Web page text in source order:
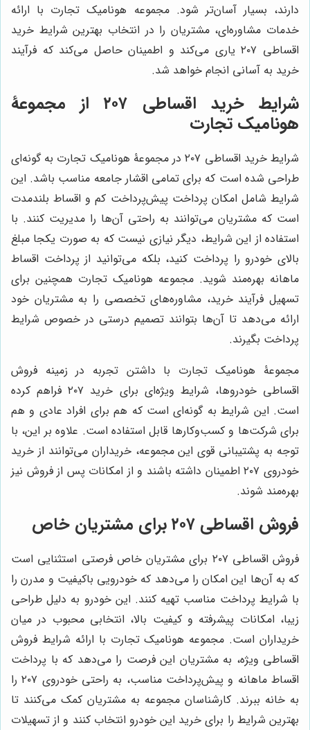
دارند، بسیار آسان‌تر شود. مجموعه هونامیک تجارت با ارائه
خدمات مشاوره‌ای، مشتریان را در انتخاب بهترین شرایط خرید
اقساطی ۲۰۷ یاری می‌کند و اطمینان حاصل می‌کند که فرآیند
خرید به آسانی انجام خواهد شد.
شرایط خرید اقساطی ۲۰۷ از مجموعۀ
هونامیک تجارت
شرایط خرید اقساطی ۲۰۷ در مجموعۀ هونامیک تجارت به گونه‌ای
طراحی شده است که برای تمامی اقشار جامعه مناسب باشد. این
شرایط شامل امکان پرداخت پیش‌پرداخت کم و اقساط بلندمدت
است که مشتریان می‌توانند به راحتی آن‌ها را مدیریت کنند. با
استفاده از این شرایط، دیگر نیازی نیست که به صورت یکجا مبلغ
بالای خودرو را پرداخت کنید، بلکه می‌توانید از پرداخت اقساط
ماهانه بهره‌مند شوید. مجموعه هونامیک تجارت همچنین برای
تسهیل فرآیند خرید، مشاوره‌های تخصصی را به مشتریان خود
ارائه می‌دهد تا آن‌ها بتوانند تصمیم درستی در خصوص شرایط
پرداخت بگیرند.
مجموعۀ هونامیک تجارت با داشتن تجربه در زمینه فروش
اقساطی خودروها، شرایط ویژه‌ای برای خرید ۲۰۷ فراهم کرده
است. این شرایط به گونه‌ای است که هم برای افراد عادی و هم
برای شرکت‌ها و کسب‌وکارها قابل استفاده است. علاوه بر این، با
توجه به پشتیبانی قوی این مجموعه، خریداران می‌توانند از خرید
خودروی ۲۰۷ اطمینان داشته باشند و از امکانات پس از فروش نیز
بهره‌مند شوند.
فروش اقساطی ۲۰۷ برای مشتریان خاص
فروش اقساطی ۲۰۷ برای مشتریان خاص فرصتی استثنایی است
که به آن‌ها این امکان را می‌دهد که خودرویی باکیفیت و مدرن را
با شرایط پرداخت مناسب تهیه کنند. این خودرو به دلیل طراحی
زیبا، امکانات پیشرفته و کیفیت بالا، انتخابی محبوب در میان
خریداران است. مجموعه هونامیک تجارت با ارائه شرایط فروش
اقساطی ویژه، به مشتریان این فرصت را می‌دهد که با پرداخت
اقساط ماهانه و پیش‌پرداخت مناسب، به راحتی خودروی ۲۰۷ را
به خانه ببرند. کارشناسان مجموعه به مشتریان کمک می‌کنند تا
بهترین شرایط را برای خرید این خودرو انتخاب کنند و از تسهیلات